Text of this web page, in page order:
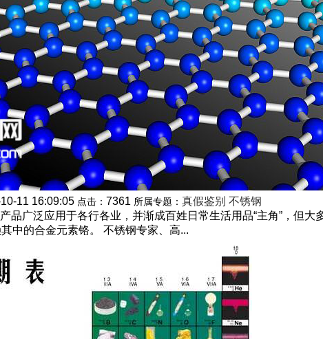
11 16:09:05 点击： 7361 所属专题： 真假鉴别 不锈钢
品广泛应用于各行各业，并渐成百姓日常生活用品“主角”，但
中的合金元素铬。 不锈钢专家、高...